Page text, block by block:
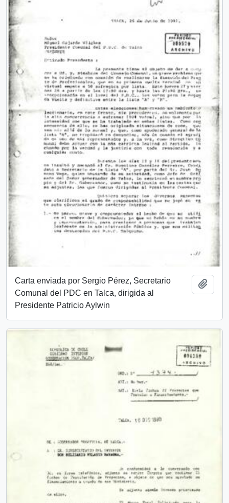
Carta enviada por Sergio Pérez, Secretario
Comunal del PDC en Talca, dirigida al
Presidente Patricio Aylwin